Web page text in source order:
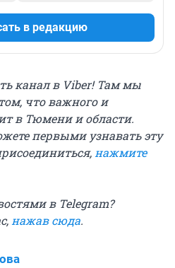
в редакцию
канал в Viber! Там мы
что важного и
в Тюмени и области.
первыми узнавать эту
нажмите
в Telegram?
нажав сюда.